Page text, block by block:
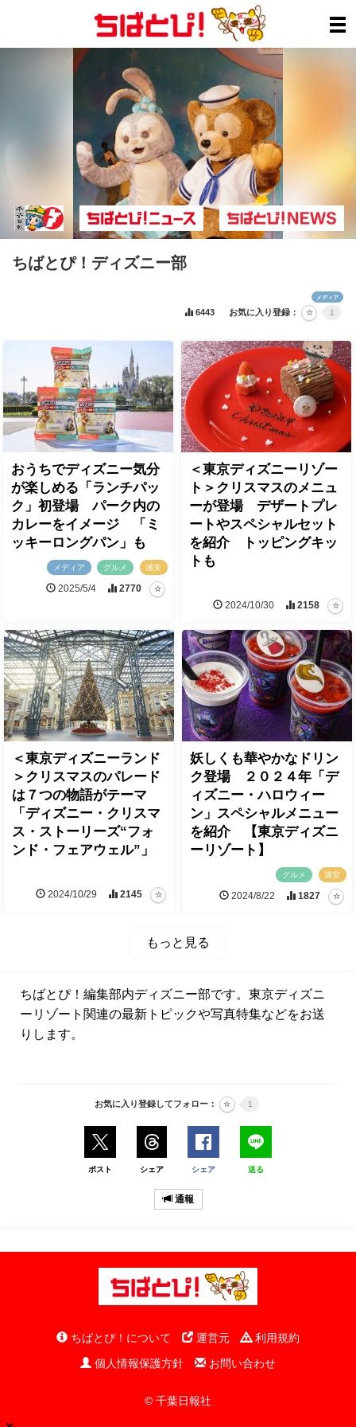
ちばとぴ！ディズニー部
メディア
6443 お気に入り登録： 1
おうちでディズニー気分
が楽しめる「ランチパッ
ク」初登場 パーク内の
カレーをイメージ 「ミ
ッキーロングパン」も
メディア グルメ 浦安
2025/5/4 2770
＜東京ディズニーリゾー
ト＞クリスマスのメニュ
ーが登場 デザートプレ
ートやスペシャルセット
を紹介 トッピングキッ
トも
2024/10/30 2158
＜東京ディズニーランド
＞クリスマスのパレード
は７つの物語がテーマ
「ディズニー・クリスマ
ス・ストーリーズ“フォ
ンド・フェアウェル”」
2024/10/29 2145
妖しくも華やかなドリン
ク登場 ２０２４年「デ
ィズニー・ハロウィー
ン」スペシャルメニュー
を紹介 【東京ディズニ
ーリゾート】
グルメ 浦安
2024/8/22 1827
もっと見る
ちばとぴ！編集部内ディズニー部です。東京ディズニ
ーリゾート関連の最新トピックや写真特集などをお送
りします。
お気に入り登録してフォロー： 1
ポスト シェア シェア 送る
通報
ちばとぴ！について 運営元
利用規約
個人情報保護方針
お問い合わせ
© 千葉日報社